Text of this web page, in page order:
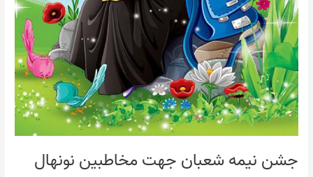
جشن نیمه شعبان جهت مخاطبین نونهال